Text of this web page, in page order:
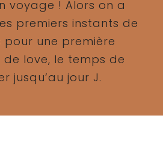
voyage ! Alors on a
premiers instants de
pour une première
love, le temps de
jusqu’au jour J.